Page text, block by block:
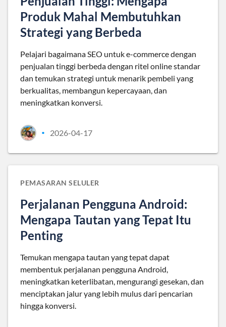
Produk Mahal Membutuhkan
Strategi yang Berbeda
Pelajari bagaimana SEO untuk e-commerce dengan
penjualan tinggi berbeda dengan ritel online standar
dan temukan strategi untuk menarik pembeli yang
berkualitas, membangun kepercayaan, dan
meningkatkan konversi.
• 2026-04-17
PEMASARAN SELULER
Perjalanan Pengguna Android:
Mengapa Tautan yang Tepat Itu
Penting
Temukan mengapa tautan yang tepat dapat
membentuk perjalanan pengguna Android,
meningkatkan keterlibatan, mengurangi gesekan, dan
menciptakan jalur yang lebih mulus dari pencarian
hingga konversi.